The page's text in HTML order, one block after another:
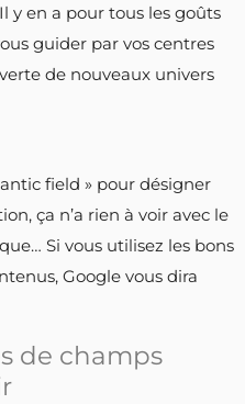
y en a pour tous les goûts
guider par vos centres
de nouveaux univers
field » pour désigner
ça n’a rien à voir avec le
Si vous utilisez les bons
Google vous dira
de champs